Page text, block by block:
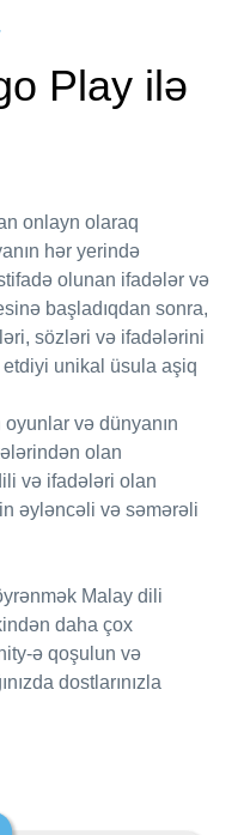
Play ilə
onlayn olaraq
hər yerində
olunan ifadələr və
başladıqdan sonra,
sözləri və ifadələrini
unikal üsula aşiq
və dünyanın
olan
və ifadələri olan
əyləncəli və səmərəli
Malay dili
daha çox
ə qoşulun və
dostlarınızla